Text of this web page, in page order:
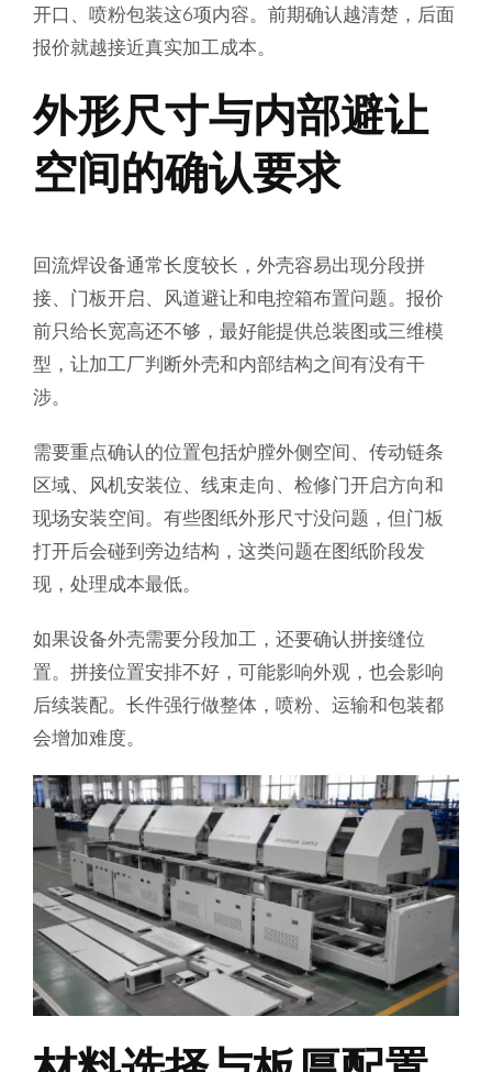
开口、喷粉包装这6项内容。前期确认越清楚，后面
报价就越接近真实加工成本。
外形尺寸与内部避让
空间的确认要求
回流焊设备通常长度较长，外壳容易出现分段拼
接、门板开启、风道避让和电控箱布置问题。报价
前只给长宽高还不够，最好能提供总装图或三维模
型，让加工厂判断外壳和内部结构之间有没有干
涉。
需要重点确认的位置包括炉膛外侧空间、传动链条
区域、风机安装位、线束走向、检修门开启方向和
现场安装空间。有些图纸外形尺寸没问题，但门板
打开后会碰到旁边结构，这类问题在图纸阶段发
现，处理成本最低。
如果设备外壳需要分段加工，还要确认拼接缝位
置。拼接位置安排不好，可能影响外观，也会影响
后续装配。长件强行做整体，喷粉、运输和包装都
会增加难度。